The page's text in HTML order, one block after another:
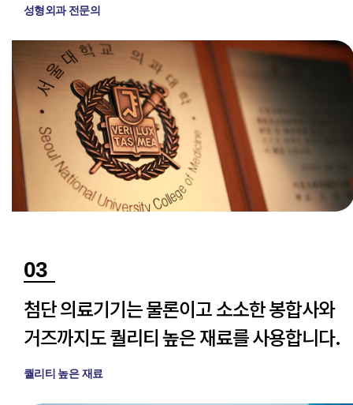
성형외과 전문의
03
첨단 의료기기는 물론이고 소소한 봉합사와
거즈까지도 퀄리티 높은 재료를 사용합니다.
퀄리티 높은 재료